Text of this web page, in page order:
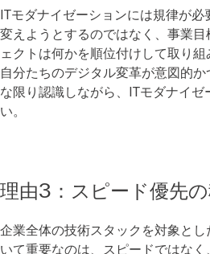
ITモダナイゼーションには規律が必
変えようとするのではなく、事業
ェクトは何かを順位付けして取り
自分たちのデジタル変革が意図的
な限り認識しながら、ITモダナイゼ
い。
理由3：スピード優先
企業全体の技術スタックを対象と
いて重要なのは、スピードではな